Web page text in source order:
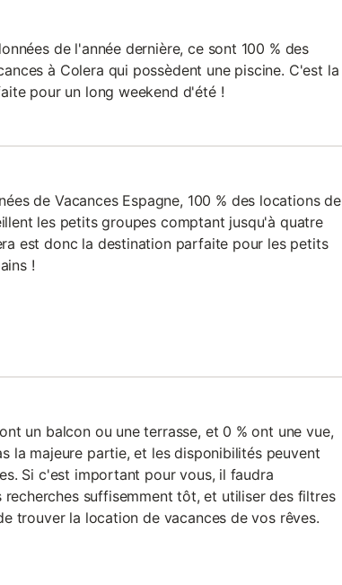
de l'année dernière, ce sont 100 % des
à Colera qui possèdent une piscine. C'est la
pour un long weekend d'été !
de Vacances Espagne, 100 % des locations de
les petits groupes comptant jusqu'à quatre
est donc la destination parfaite pour les petits
!
un balcon ou une terrasse, et 0 % ont une vue,
la majeure partie, et les disponibilités peuvent
Si c'est important pour vous, il faudra
recherches suffisemment tôt, et utiliser des filtres
trouver la location de vacances de vos rêves.